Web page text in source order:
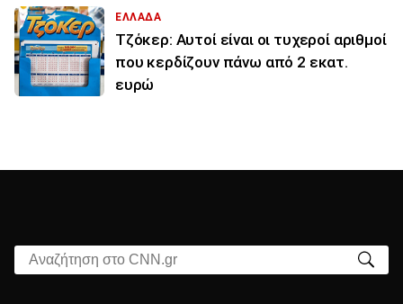
ΕΛΛΑΔΑ
Τζόκερ: Αυτοί είναι οι τυχεροί αριθμοί
που κερδίζουν πάνω από 2 εκατ.
ευρώ
Αναζήτηση στο CNN.gr